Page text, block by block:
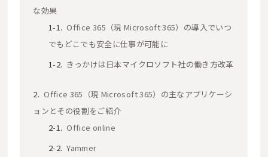
な効果
Office 365（現 Microsoft 365）の導入でいつ
でもどこでも安全に仕事が可能に
きっかけは日本マイクロソフト社の働き方改革
Office 365（現 Microsoft 365）の主なアプリケーシ
ョンとその役割をご紹介
Office online
Yammer